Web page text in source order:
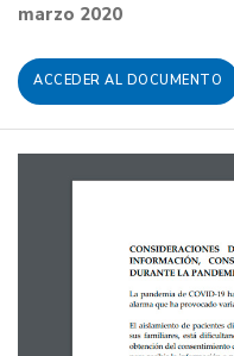
marzo 2020
ACCEDER AL DOCUMENTO